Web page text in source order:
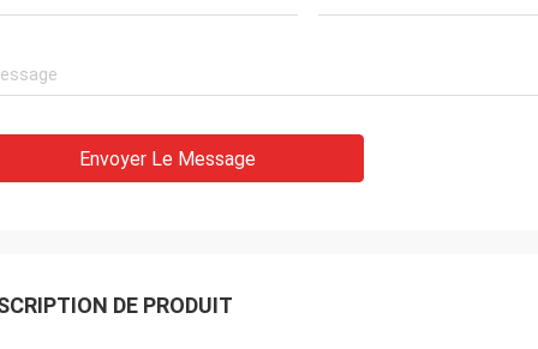
Envoyer Le Message
DE PRODUIT